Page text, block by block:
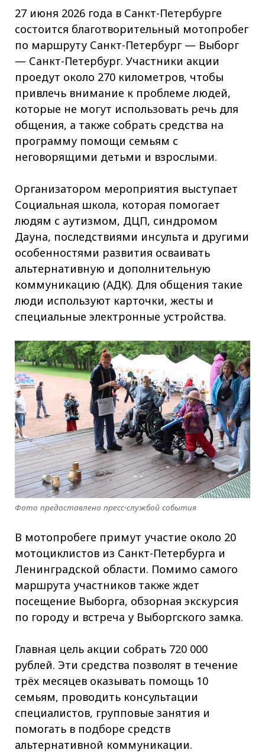
27 июня 2026 года в Санкт-Петербурге
состоится благотворительный мотопробег
по маршруту Санкт-Петербург — Выборг
— Санкт-Петербург. Участники акции
проедут около 270 километров, чтобы
привлечь внимание к проблеме людей,
которые не могут использовать речь для
общения, а также собрать средства на
программу помощи семьям с
неговорящими детьми и взрослыми.
Организатором мероприятия выступает
Социальная школа, которая помогает
людям с аутизмом, ДЦП, синдромом
Дауна, последствиями инсульта и другими
особенностями развития осваивать
альтернативную и дополнительную
коммуникацию (АДК). Для общения такие
люди используют карточки, жесты и
специальные электронные устройства.
Фото предоставлено пресс-службой события
В мотопробеге примут участие около 20
мотоциклистов из Санкт-Петербурга и
Ленинградской области. Помимо самого
маршрута участников также ждет
посещение Выборга, обзорная экскурсия
по городу и встреча у Выборгского замка.
Главная цель акции собрать 720 000
рублей. Эти средства позволят в течение
трёх месяцев оказывать помощь 10
семьям, проводить консультации
специалистов, групповые занятия и
помогать в подборе средств
альтернативной коммуникации.